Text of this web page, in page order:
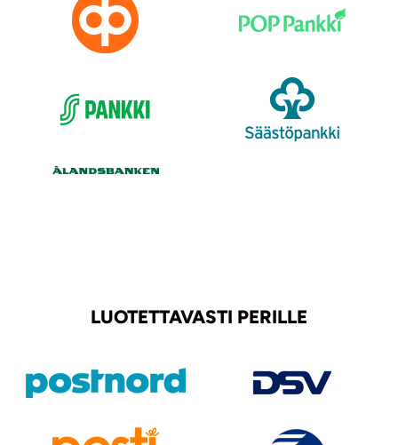
LUOTETTAVASTI PERILLE